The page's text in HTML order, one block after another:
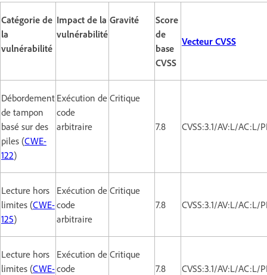
Catégorie de
la
vulnérabilité
Impact de la
vulnérabilité
Gravité
Score
de
base
CVSS
Vecteur CVSS
Débordement
de tampon
basé sur des
piles (CWE-
122)
Exécution de
code
arbitraire
Critique
7.8 CVSS:3.1/AV:L/
Lecture hors
limites (CWE-
125)
Exécution de
code
arbitraire
Critique
7.8
CVSS:3.1/AV:L/
Lecture hors
limites (CWE-
Exécution de
code
Critique
7.8
CVSS:3.1/AV:L/